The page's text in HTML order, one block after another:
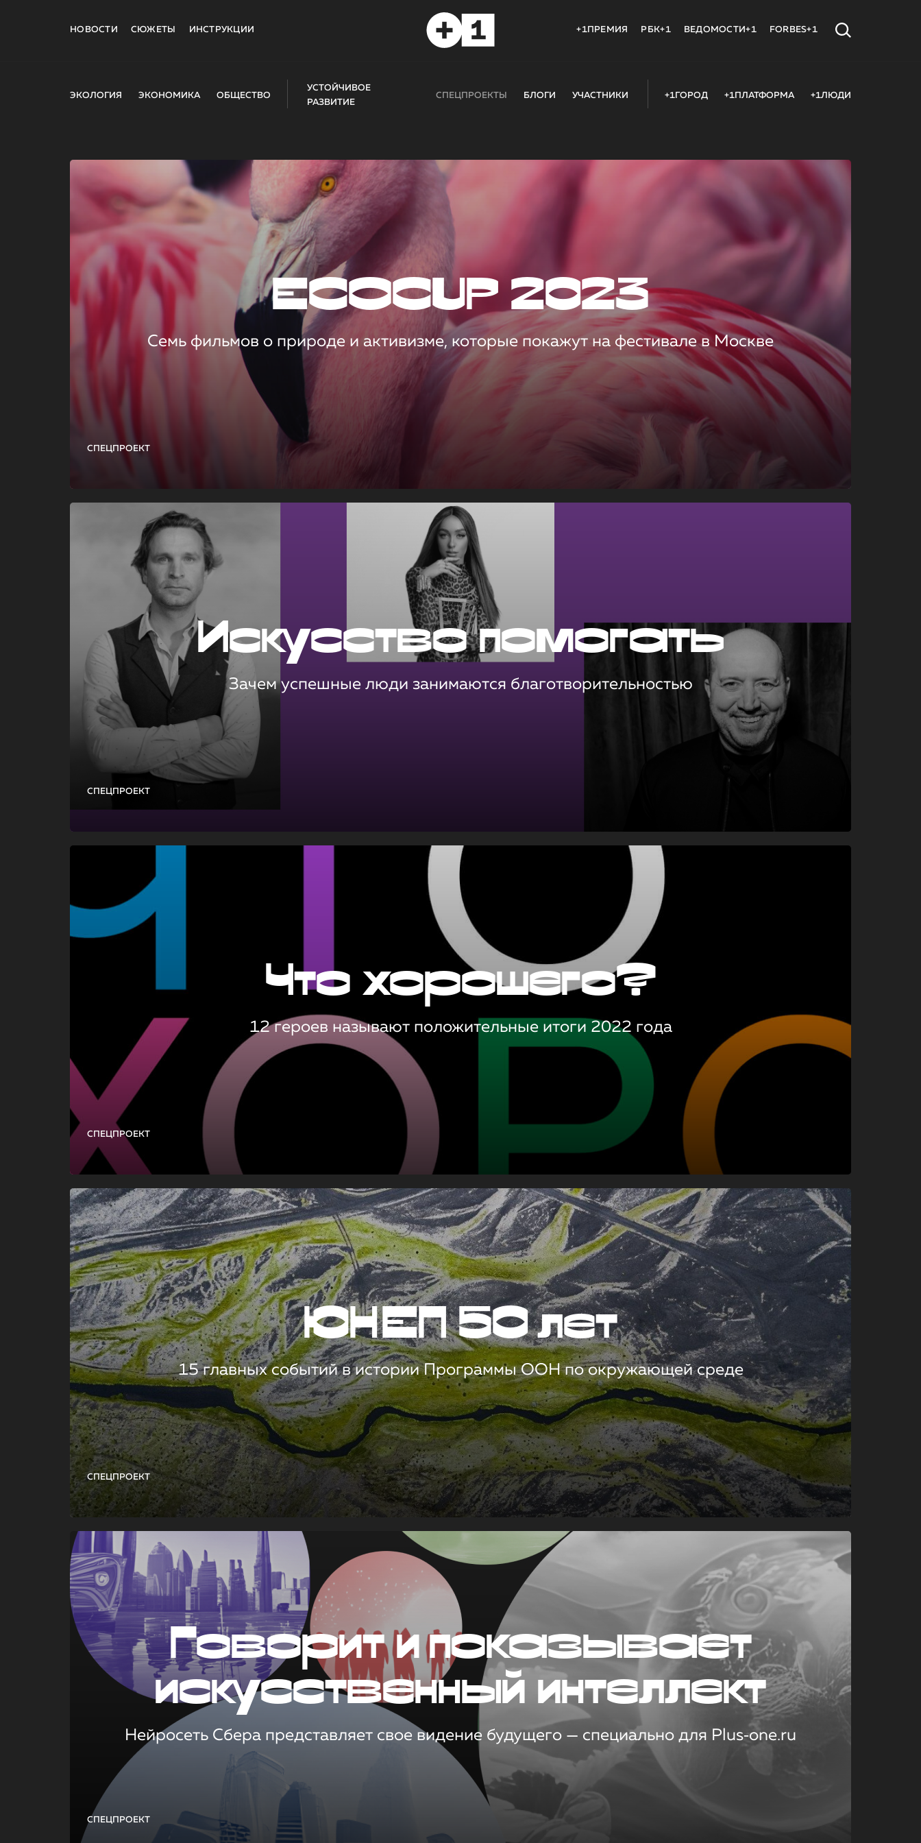
НОВОСТИ СЮЖЕТЫ ИНСТРУКЦИИ +1ПРЕМИЯ РБК+1 ВЕДОМОСТИ+1 FORBES+1
ЭКОЛОГИЯ ЭКОНОМИКА ОБЩЕСТВО
УСТОЙЧИВОЕ
РАЗВИТИЕ
СПЕЦПРОЕКТЫ БЛОГИ УЧАСТНИКИ +1ГОРОД +1ПЛАТФОРМА +1ЛЮДИ
СПЕЦПРОЕКТ
ECOCUP 2023
Семь фильмов о природе и активизме, которые покажут на фестивале в Москве
СПЕЦПРОЕКТ
Искусство помогать
Зачем успешные люди занимаются благотворительностью
СПЕЦПРОЕКТ
Что хорошего?
12 героев называют положительные итоги 2022 года
СПЕЦПРОЕКТ
ЮНЕП 50 лет
15 главных событий в истории Программы ООН по окружающей среде
СПЕЦПРОЕКТ
Говорит и показывает
искусственный интеллект
Нейросеть Сбера представляет свое видение будущего — специально для Plus‑one.ru